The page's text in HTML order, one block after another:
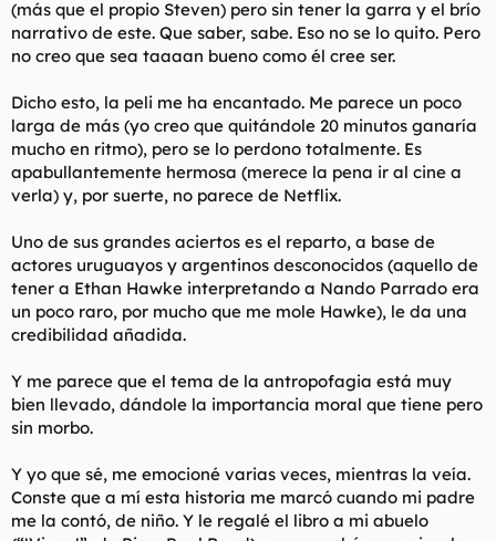
(más que el propio Steven) pero sin tener la garra y el brío
narrativo de este. Que saber, sabe. Eso no se lo quito. Pero
no creo que sea taaaan bueno como él cree ser.
Dicho esto, la peli me ha encantado. Me parece un poco
larga de más (yo creo que quitándole 20 minutos ganaría
mucho en ritmo), pero se lo perdono totalmente. Es
apabullantemente hermosa (merece la pena ir al cine a
verla) y, por suerte, no parece de Netflix.
Uno de sus grandes aciertos es el reparto, a base de
actores uruguayos y argentinos desconocidos (aquello de
tener a Ethan Hawke interpretando a Nando Parrado era
un poco raro, por mucho que me mole Hawke), le da una
credibilidad añadida.
Y me parece que el tema de la antropofagia está muy
bien llevado, dándole la importancia moral que tiene pero
sin morbo.
Y yo que sé, me emocioné varias veces, mientras la veía.
Conste que a mí esta historia me marcó cuando mi padre
me la contó, de niño. Y le regalé el libro a mi abuelo